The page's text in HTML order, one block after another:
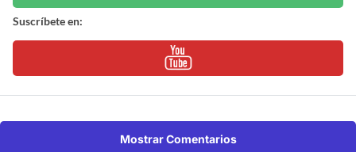
Suscríbete en:
Mostrar Comentarios